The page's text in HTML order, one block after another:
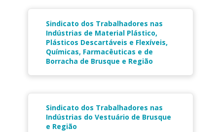
Sindicato dos Trabalhadores nas
Indústrias de Material Plástico,
Plásticos Descartáveis e Flexíveis,
Químicas, Farmacêuticas e de
Borracha de Brusque e Região
Sindicato dos Trabalhadores nas
Indústrias do Vestuário de Brusque
e Região